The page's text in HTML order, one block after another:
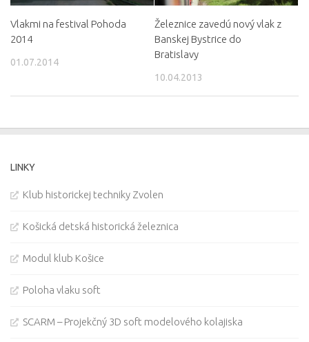
Vlakmi na festival Pohoda
2014
01.07.2014
Železnice zavedú nový vlak z
Banskej Bystrice do
Bratislavy
10.04.2013
LINKY
Klub historickej techniky Zvolen
Košická detská historická železnica
Modul klub Košice
Poloha vlaku soft
SCARM – Projekčný 3D soft modelového kolajiska